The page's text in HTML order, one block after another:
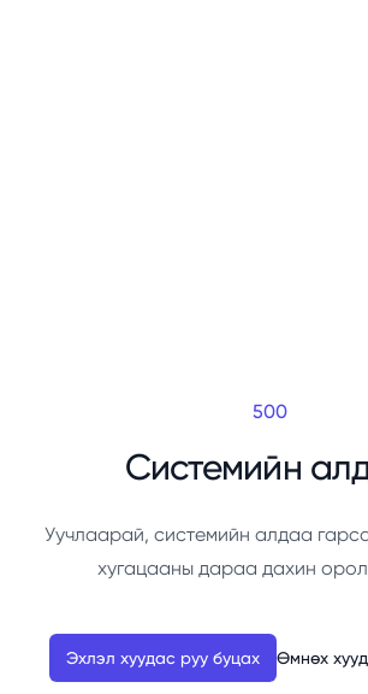
500
Системийн
Уучлаарай, системийн алдаа
хугацааны дараа дахин
Эхлэл хуудас руу буцах Өмнөх